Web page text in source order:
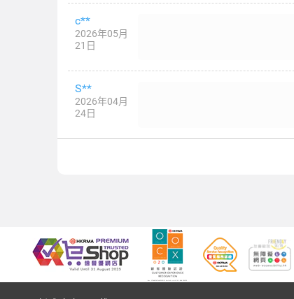
c**
2026年05月
21日
S**
2026年04月
24日